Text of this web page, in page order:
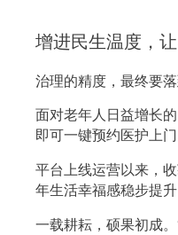
增进民生温度，
治理的精度，最终要
面对老年人日益增长
即可一键预约医护上
平台上线运营以来，
年生活幸福感稳步提升
一载耕耘，硕果初成